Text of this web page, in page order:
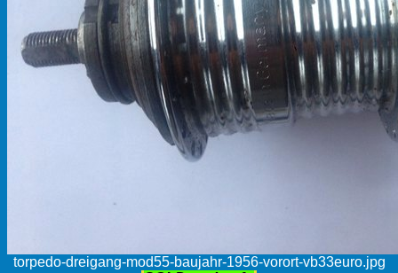
torpedo-dreigang-mod55-baujahr-1956-vorort-vb33euro.jpg